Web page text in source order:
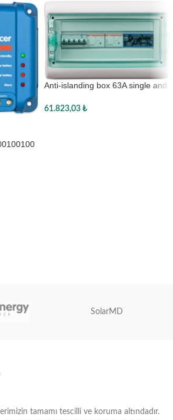
Anti-islanding box 63A single and
61.823,03 ₺
SolarMD
tamamı tescilli ve koruma altındadır.